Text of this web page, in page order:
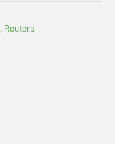
, Routers